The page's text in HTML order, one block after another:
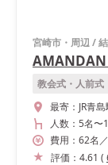
宮崎市・周辺/
AMANDAN
教会式・人前式
最寄： JR青
人数： 5名〜
費用： 62名 ／
評価： 4.61 (